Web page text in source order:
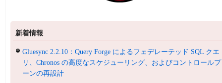
新着情報
Gluesync 2.2.10：Query Forge によるフェデレーテッド SQL クエ
リ、Chronos の高度なスケジューリング、およびコントロール
ーンの再設計